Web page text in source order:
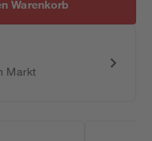
Warenkorb
Markt